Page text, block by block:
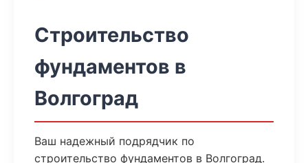
Строительство
фундаментов в
Волгоград
Ваш надежный подрядчик по
строительство фундаментов в Волгоград.